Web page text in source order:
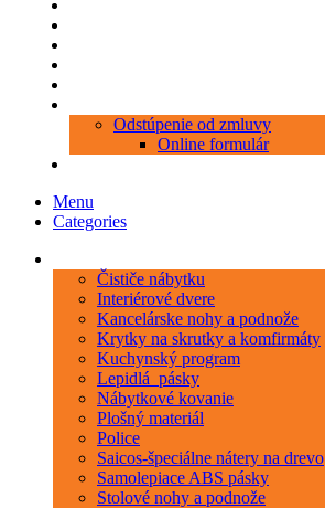
Odstúpenie od zmluvy
Online formulár
Menu
Categories
Čističe nábytku
Interiérové dvere
Kancelárske nohy a podnože
Krytky na skrutky a komfirmáty
Kuchynský program
Lepidlá_pásky
Nábytkové kovanie
Plošný materiál
Police
Saicos-špeciálne nátery na drevo
Samolepiace ABS pásky
Stolové nohy a podnože